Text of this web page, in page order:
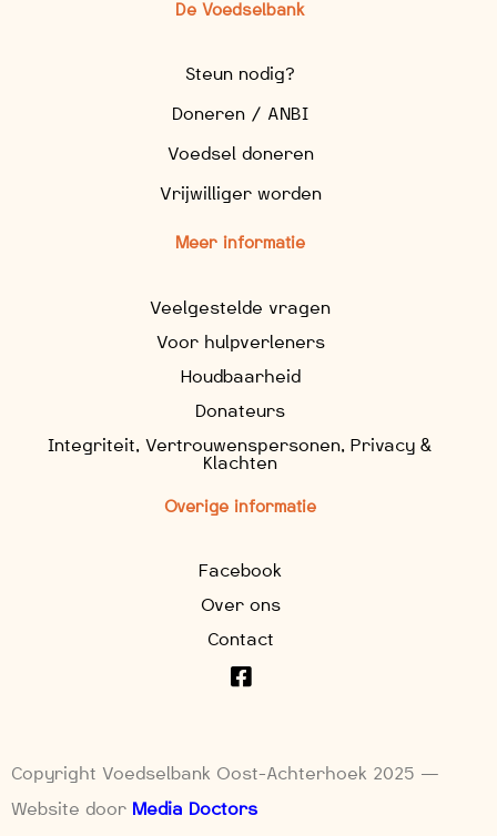
De Voedselbank
Steun nodig?
Doneren / ANBI
Voedsel doneren
Vrijwilliger worden
Meer informatie
Veelgestelde vragen
Voor hulpverleners
Houdbaarheid
Donateurs
Integriteit, Vertrouwenspersonen, Privacy &
Klachten
Overige informatie
Facebook
Over ons
Contact
Copyright Voedselbank Oost-Achterhoek 2025 —
Website door Media Doctors